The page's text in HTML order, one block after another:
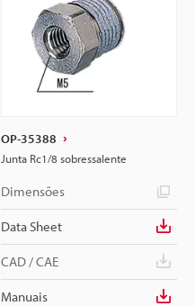
OP-35388
Junta Rc1/8 sobressalente
Dimensões
Data Sheet
CAD / CAE
Manuais